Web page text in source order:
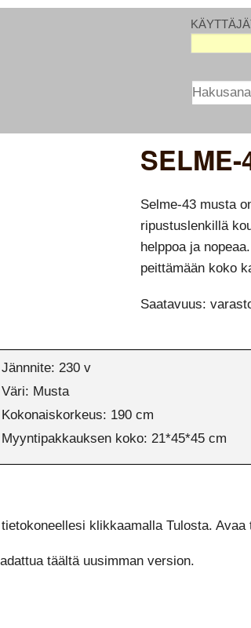
SELME-
Selme-43 musta
ripustuslenkillä
helppoa ja
peittämään koko
Saatavuus:
Jännnite: 230 v
Väri: Musta
Kokonaiskorkeus: 190 cm
Myyntipakkauksen koko: 21*45*45 cm
klikkaamalla Tulosta.
täältä uusimman version.